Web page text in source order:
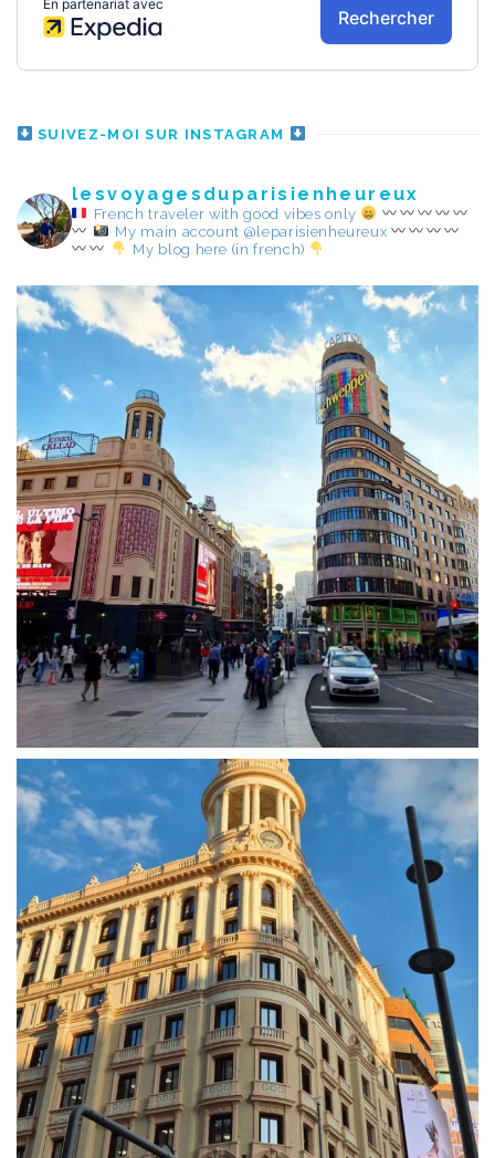
SUIVEZ-MOI SUR INSTAGRAM
lesvoyagesduparisienheureux
French traveler with good vibes only
My main account @leparisienheureux
My blog here (in french)